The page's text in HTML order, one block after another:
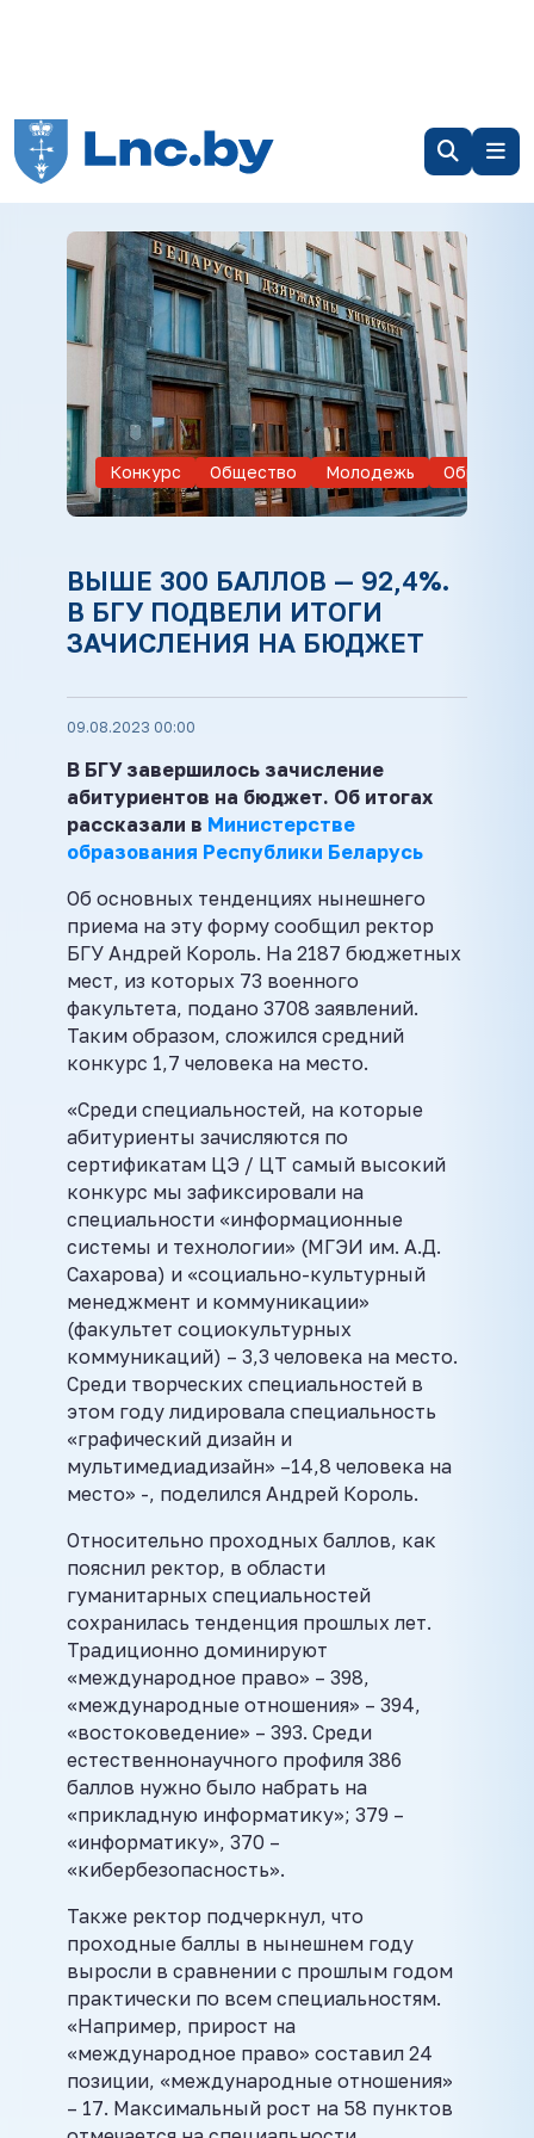
Конкурс Общество Молодежь
ВЫШЕ 300 БАЛЛОВ — 92,4%.
В БГУ ПОДВЕЛИ ИТОГИ
ЗАЧИСЛЕНИЯ НА БЮДЖЕТ
09.08.2023 00:00
В БГУ завершилось зачисление
абитуриентов на бюджет. Об итогах
рассказали в Министерстве
образования Республики Беларусь
Об основных тенденциях нынешнего
приема на эту форму сообщил ректор
БГУ Андрей Король. На 2187 бюджетных
мест, из которых 73 военного
факультета, подано 3708 заявлений.
Таким образом, сложился средний
конкурс 1,7 человека на место.
«Среди специальностей, на которые
абитуриенты зачисляются по
сертификатам ЦЭ / ЦТ самый высокий
конкурс мы зафиксировали на
специальности «информационные
системы и технологии» (МГЭИ им. А.Д.
Сахарова) и «социально-культурный
менеджмент и коммуникации»
(факультет социокультурных
коммуникаций) – 3,3 человека на место.
Среди творческих специальностей в
этом году лидировала специальность
«графический дизайн и
мультимедиадизайн» –14,8 человека на
место» -, поделился Андрей Король.
Относительно проходных баллов, как
пояснил ректор, в области
гуманитарных специальностей
сохранилась тенденция прошлых лет.
Традиционно доминируют
«международное право» – 398,
«международные отношения» – 394,
«востоковедение» – 393. Среди
естественнонаучного профиля 386
баллов нужно было набрать на
«прикладную информатику»; 379 –
«информатику», 370 –
«кибербезопасность».
Также ректор подчеркнул, что
проходные баллы в нынешнем году
выросли в сравнении с прошлым годом
практически по всем специальностям.
«Например, прирост на
«международное право» составил 24
позиции, «международные отношения»
– 17. Максимальный рост на 58 пунктов